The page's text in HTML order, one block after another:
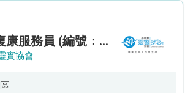
助理復康服務員 (編號：RSD/ARSW/CTE)
實協會